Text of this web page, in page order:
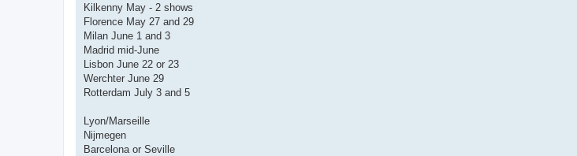
Kilkenny May - 2 shows
Florence May 27 and 29
Milan June 1 and 3
Madrid mid-June
Lisbon June 22 or 23
Werchter June 29
Rotterdam July 3 and 5
Lyon/Marseille
Nijmegen
Barcelona or Seville